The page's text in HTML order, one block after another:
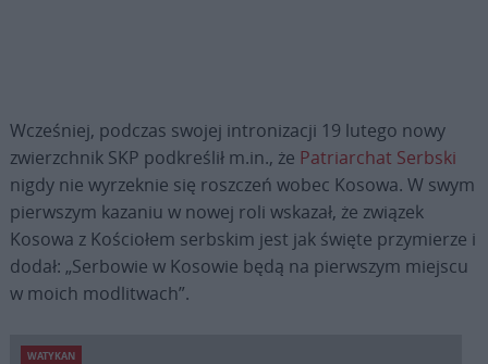
Wcześniej, podczas swojej intronizacji 19 lutego nowy
zwierzchnik SKP podkreślił m.in., że Patriarchat Serbski
nigdy nie wyrzeknie się roszczeń wobec Kosowa. W swym
pierwszym kazaniu w nowej roli wskazał, że związek
Kosowa z Kościołem serbskim jest jak święte przymierze i
dodał: „Serbowie w Kosowie będą na pierwszym miejscu
w moich modlitwach”.
WATYKAN